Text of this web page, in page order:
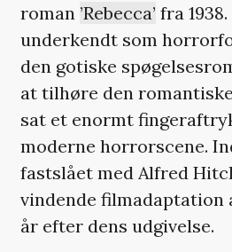
roman ’Rebecca’ fra
underkendt som
den gotiske
at tilhøre den
sat et enormt
moderne horrorscene.
fastslået med Alfred
vindende filmadaptation
år efter dens udgivelse.